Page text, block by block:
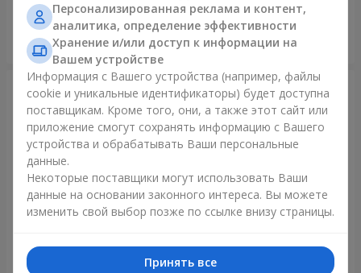
Заказать Заказать
Коллекция шаров "Украина" Коллекция шариков
"Веселый День Рождения" -
7 шариков
Персонализированная реклама и контент,
аналитика, определение эффективности
Хранение и/или доступ к информации на
Вашем устройстве
Информация с Вашего устройства (например, файлы
cookie и уникальные идентификаторы) будет доступна
поставщикам. Кроме того, они, а также этот сайт или
приложение смогут сохранять информацию с Вашего
устройства и обрабатывать Ваши персональные
данные.
Некоторые поставщики могут использовать Ваши
данные на основании законного интереса. Вы можете
изменить свой выбор позже по ссылке внизу страницы.
Принять все